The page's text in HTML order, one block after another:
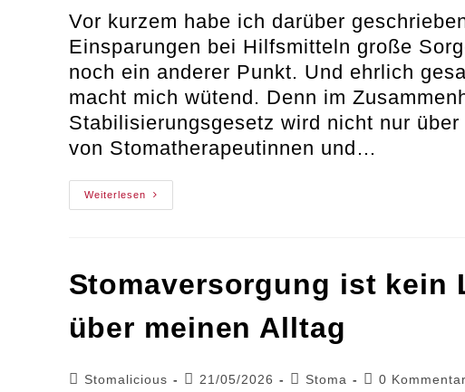
Vor kurzem habe ich darüber
Einsparungen bei Hilfsmitteln große
noch ein anderer Punkt. Und ehrlich
macht mich wütend. Denn im
Stabilisierungsgesetz wird nicht nur
von Stomatherapeutinnen und…
WeiterlesenWenn
Bei
Betroffenen
Den
Stomaversorgung ist kein
über meinen Alltag
Beitrags-
Stomalicious
Beitrag
21/05/2026
Beitrags-
Stoma
Beitrags-
0